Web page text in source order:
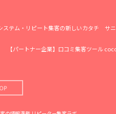
ステム・リピート集客の新しいカタチ サ
【パートナー企業】口コミ集客ツール